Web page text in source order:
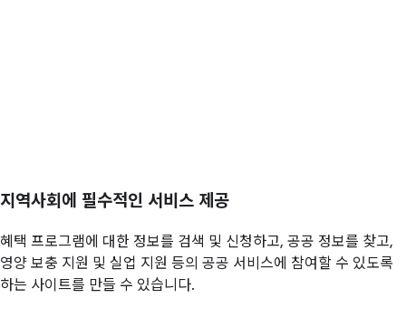
지역사회에 필수적인 서비스 제공
혜택 프로그램에 대한 정보를 검색 및 신청하고, 공공 정보를 찾고,
영양 보충 지원 및 실업 지원 등의 공공 서비스에 참여할 수 있도록
하는 사이트를 만들 수 있습니다.